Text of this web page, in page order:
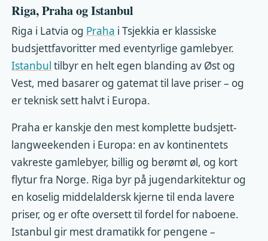
Riga, Praha og Istanbul
Riga i Latvia og Praha i Tsjekkia er klassiske
budsjettfavoritter med eventyrlige gamlebyer.
Istanbul tilbyr en helt egen blanding av Øst og
Vest, med basarer og gatemat til lave priser – og
er teknisk sett halvt i Europa.
Praha er kanskje den mest komplette budsjett-
langweekenden i Europa: en av kontinentets
vakreste gamlebyer, billig og berømt øl, og kort
flytur fra Norge. Riga byr på jugendarkitektur og
en koselig middelaldersk kjerne til enda lavere
priser, og er ofte oversett til fordel for naboene.
Istanbul gir mest dramatikk for pengene –